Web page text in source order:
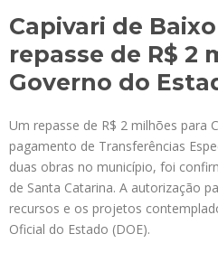
Capivari de
repasse de R$ 2
Governo do
Um repasse de R$ 2 milhões para
pagamento de Transferências
duas obras no município, foi
de Santa Catarina. A autorização
recursos e os projetos
Oficial do Estado (DOE).